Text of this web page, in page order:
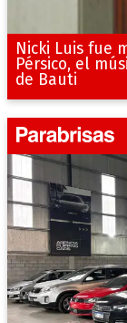
Nicki Luis fue
Pérsico, el
de Bauti